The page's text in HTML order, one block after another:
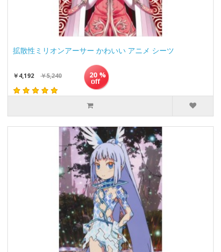
拡散性ミリオンアーサー かわいい アニメ シーツ
￥4,192 ￥5,240 20 %